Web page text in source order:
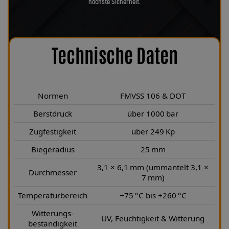
Technische Daten
Normen
FMVSS 106 & DOT
Berstdruck
über 1000 bar
Zugfestigkeit
über 249 Kp
Biegeradius
25 mm
Durchmesser
3,1 × 6,1 mm (ummantelt 3,1 ×
7 mm)
Temperaturbereich
−75 °C bis +260 °C
Witterungs-
beständigkeit
UV, Feuchtigkeit & Witterung